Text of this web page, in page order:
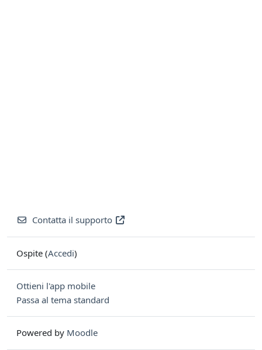
Contatta il supporto
Ospite (Accedi)
Ottieni l'app mobile
Passa al tema standard
Powered by Moodle